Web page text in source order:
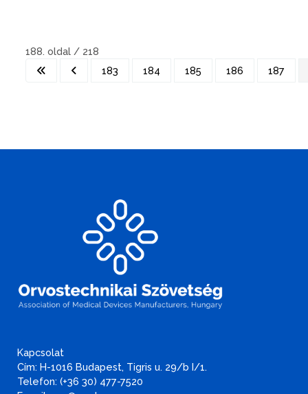
188. oldal / 218
183
184 185 186 187
Kapcsolat
Cím: H-1016 Budapest, Tigris u. 29/b I/1.
Telefon: (+36 30) 477-7520